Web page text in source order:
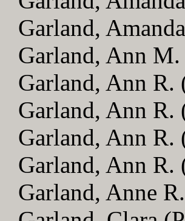
Garland,
Garland, Ann M.
Garland, Ann R.
Garland, Ann R.
Garland, Ann R.
Garland, Ann R.
Garland, Anne